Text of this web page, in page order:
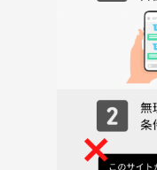
・レジャーシート (ヨガマ
・タオル (汗拭き、冷え
■開催可否について
中止の場合には、メッセ